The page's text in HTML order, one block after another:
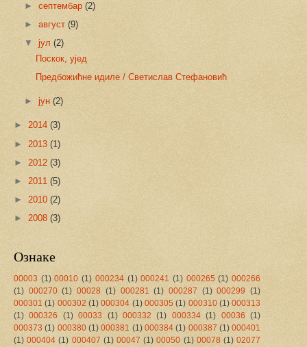
►септембар(2)
►август(9)
▼ јул(2)
Поскок, ујед
Предбожићне идиле / Светислав Стефановић
►јун(2)
► 2014 (3)
► 2013 (1)
► 2012 (3)
► 2011 (5)
► 2010 (2)
► 2008 (3)
Ознаке
00003 (1) 00010 (1) 000234 (1) 000241 (1) 000265 (1) 000266
(1) 000270 (1) 00028 (1) 000281 (1) 000287 (1) 000299
(1)
000301
(1) 000302 (1) 000304 (1) 000305 (1) 000310 (1) 000313
(1)
000326 (1) 00033 (1) 000332 (1) 000334 (1) 00036
(1)
000373 (1) 000380 (1) 000381 (1) 000384 (1) 000387 (1) 000401
(1) 000404 (1) 000407 (1) 00047 (1) 00050 (1) 00078 (1) 02077